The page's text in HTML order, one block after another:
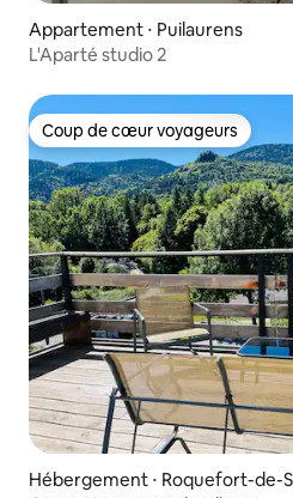
Appartement ⋅ Puilaurens
L'Aparté studio 2
Coup de cœur voyageurs
Coup de cœur voyageurs
Hébergement ⋅ Roquefort-de-